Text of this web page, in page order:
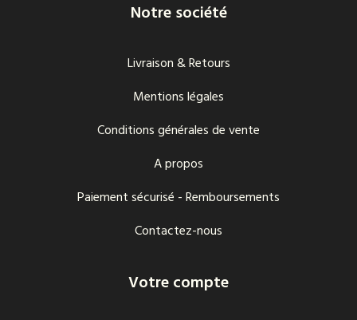
Notre société
Livraison & Retours
Mentions légales
Conditions générales de vente
A propos
Paiement sécurisé - Remboursements
Contactez-nous
Votre compte